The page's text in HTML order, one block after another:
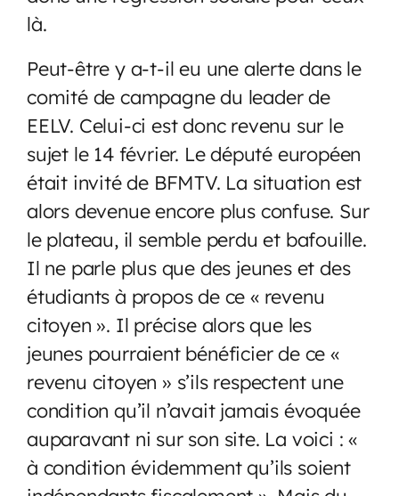
là.
Peut-être y a-t-il eu une alerte dans le
comité de campagne du leader de
EELV. Celui-ci est donc revenu sur le
sujet le 14 février. Le député européen
était invité de BFMTV. La situation est
alors devenue encore plus confuse. Sur
le plateau, il semble perdu et bafouille.
Il ne parle plus que des jeunes et des
étudiants à propos de ce « revenu
citoyen ». Il précise alors que les
jeunes pourraient bénéficier de ce «
revenu citoyen » s’ils respectent une
condition qu’il n’avait jamais évoquée
auparavant ni sur son site. La voici : «
à condition évidemment qu’ils soient